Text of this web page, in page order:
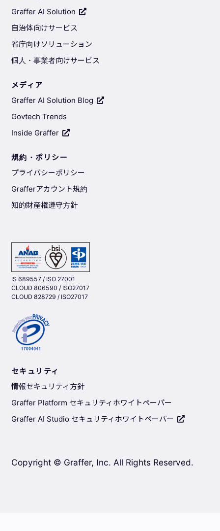
Graffer AI Solution
自治体向けサービス
省庁向けソリューション
個人・事業者向けサービス
メディア
Graffer AI Solution Blog
Govtech Trends
Inside Graffer
規約・ポリシー
プライバシーポリシー
Grafferアカウント規約
知的財産権遵守方針
IS 689557 / ISO 27001
CLOUD 806590 / ISO27017
CLOUD 828729 / ISO27017
セキュリティ
情報セキュリティ方針
Graffer Platform セキュリティホワイトペーパー
Graffer AI Studio セキュリティホワイトペーパー
Copyright © Graffer, Inc. All Rights Reserved.